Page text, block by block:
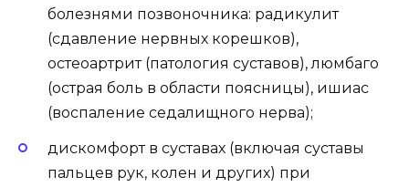
болезнями позвоночника: радикулит
(сдавление нервных корешков),
остеоартрит (патология суставов), люмбаго
(острая боль в области поясницы), ишиас
(воспаление седалищного нерва);
дискомфорт в суставах (включая суставы
пальцев рук, колен и других) при